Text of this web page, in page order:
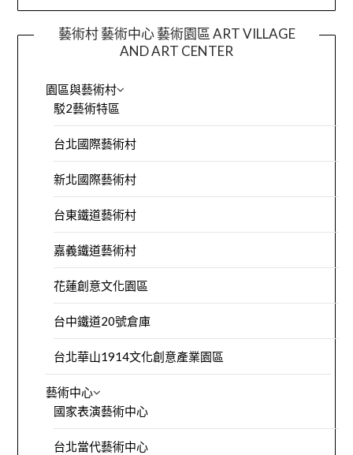
藝術村 藝術中心 藝術園區 ART VILLAGE
AND ART CENTER
園區與藝術村
駁2藝術特區
台北國際藝術村
新北國際藝術村
台東鐵道藝術村
嘉義鐵道藝術村
花蓮創意文化園區
台中鐵道20號倉庫
台北華山1914文化創意產業園區
藝術中心
國家表演藝術中心
台北當代藝術中心